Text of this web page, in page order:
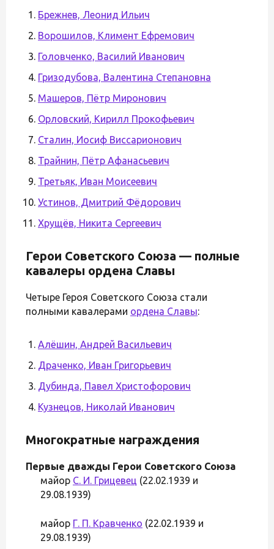
Брежнев, Леонид Ильич
Ворошилов, Климент Ефремович
Головченко, Василий Иванович
Гризодубова, Валентина Степановна
Машеров, Пётр Миронович
Орловский, Кирилл Прокофьевич
Сталин, Иосиф Виссарионович
Трайнин, Пётр Афанасьевич
Третьяк, Иван Моисеевич
Устинов, Дмитрий Фёдорович
Хрущёв, Никита Сергеевич
Герои Советского Союза — полные
кавалеры ордена Славы
Четыре Героя Советского Союза стали
полными кавалерами ордена Славы:
Алёшин, Андрей Васильевич
Драченко, Иван Григорьевич
Дубинда, Павел Христофорович
Кузнецов, Николай Иванович
Многократные награждения
Первые дважды Герои Советского Союза
майор С. И. Грицевец (22.02.1939 и
29.08.1939)
майор Г. П. Кравченко (22.02.1939 и
29.08.1939)